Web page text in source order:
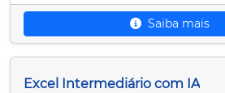
Saiba mais
Excel Intermediário com IA